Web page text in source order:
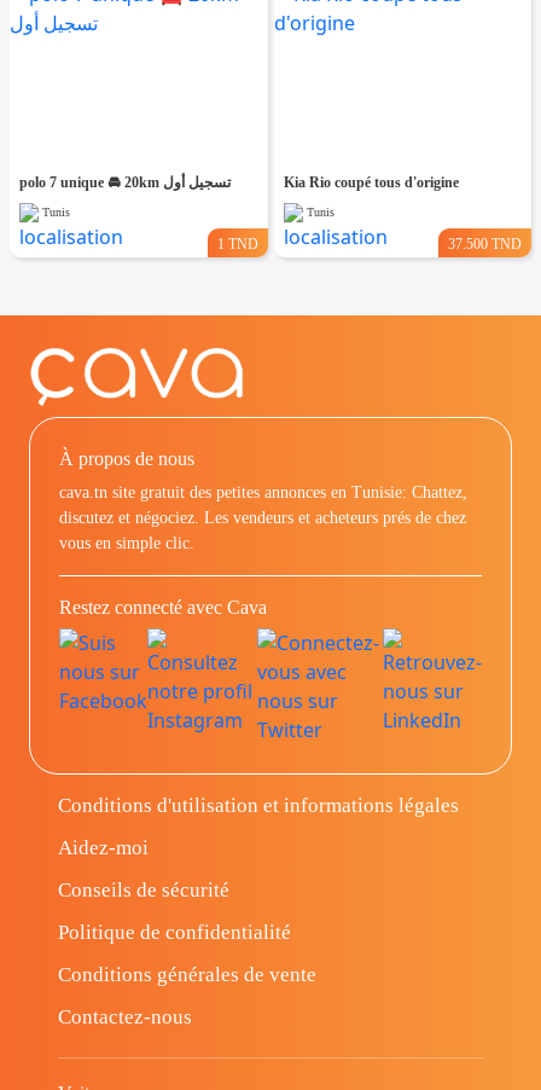
polo 7 unique 🚘 20km تسجيل أول
Tunis
1 TND
Kia Rio coupé tous d'origine
Tunis
37.500 TND
À propos de nous
cava.tn site gratuit des petites annonces en Tunisie: Chattez,
discutez et négociez. Les vendeurs et acheteurs prés de chez
vous en simple clic.
Restez connecté avec Cava
Conditions d'utilisation et informations légales
Aidez-moi
Conseils de sécurité
Politique de confidentialité
Conditions générales de vente
Contactez-nous